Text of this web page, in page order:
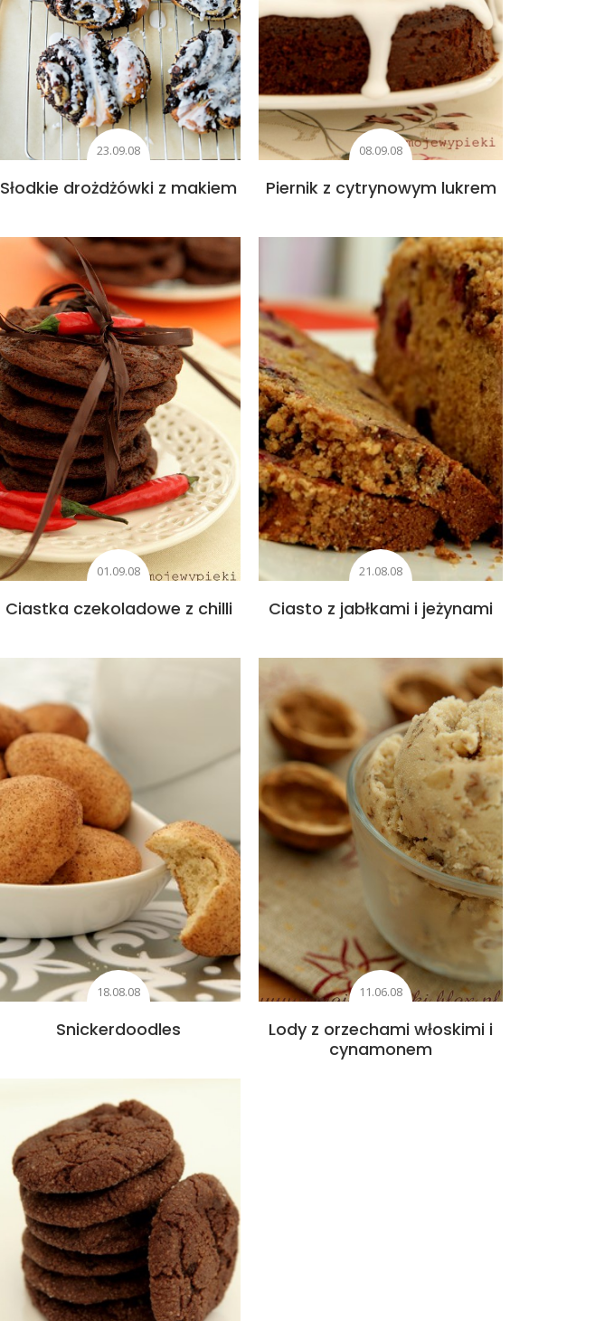
23.09.08
Słodkie drożdżówki z makiem
08.09.08
Piernik z cytrynowym lukrem
01.09.08
Ciastka czekoladowe z chilli
21.08.08
Ciasto z jabłkami i jeżynami
18.08.08
Snickerdoodles
11.06.08
Lody z orzechami włoskimi i
cynamonem